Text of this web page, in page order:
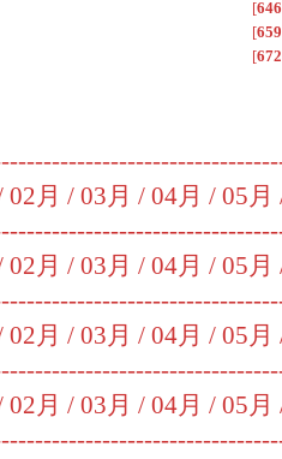
[646
[659
[672
02月 / 03月 / 04月 / 05月
02月 / 03月 / 04月 / 05月
02月 / 03月 / 04月 / 05月
02月 / 03月 / 04月 / 05月